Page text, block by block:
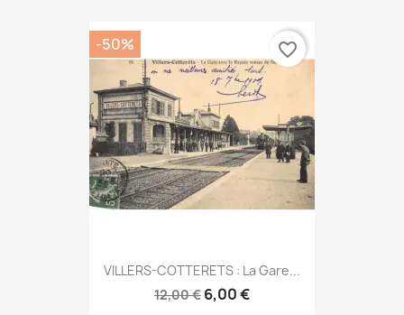
VILLERS-COTTERETS : La Gare...
12,00 € 6,00 €
-50% favorite_border